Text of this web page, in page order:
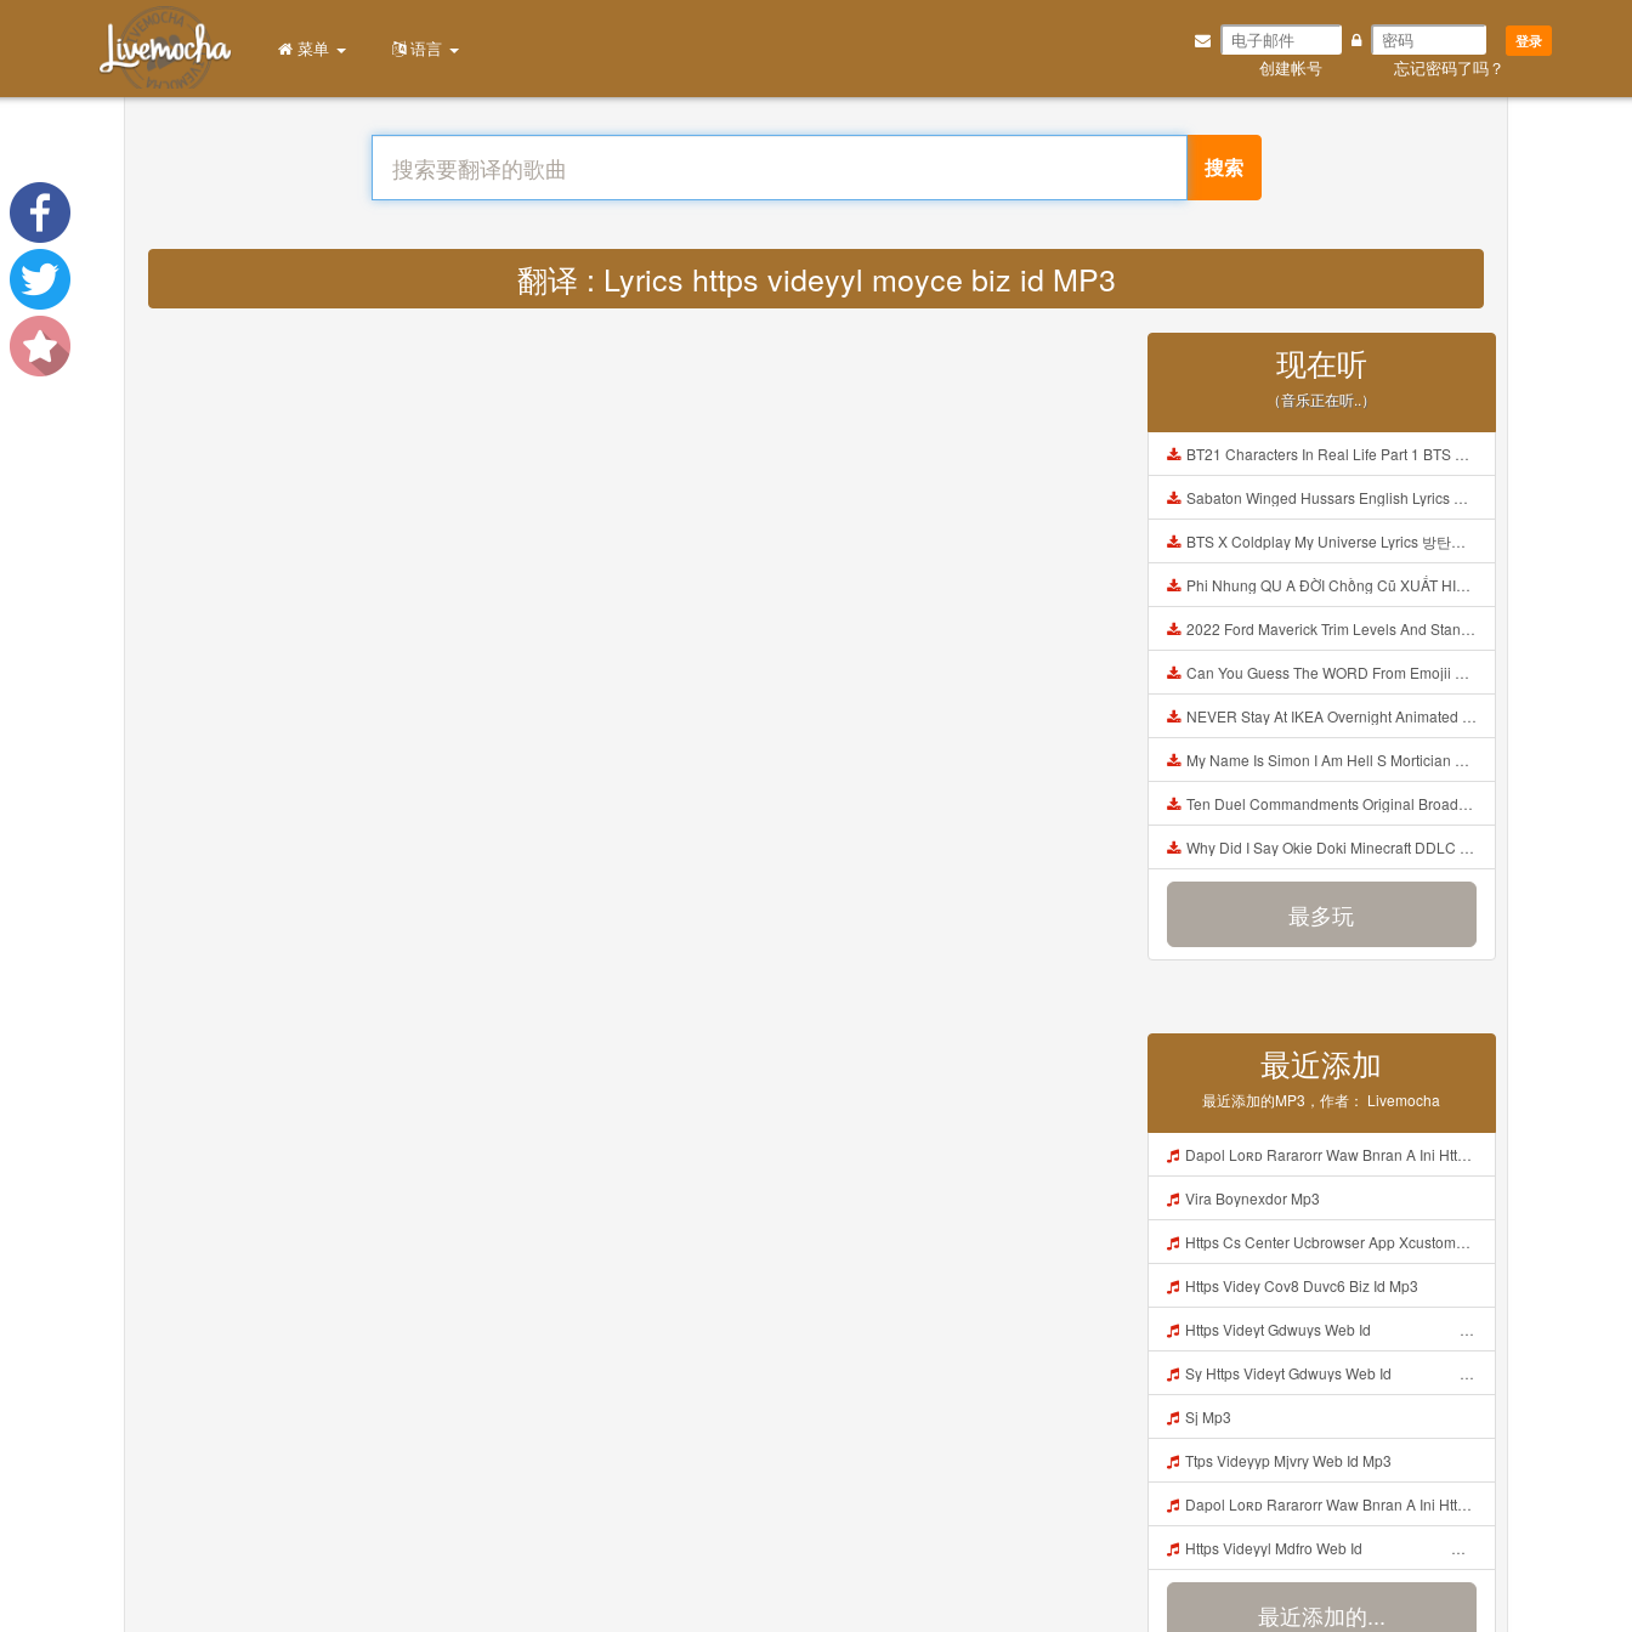
登录
创建帐号 忘记密码了吗？
菜单 语言
搜索
翻译 : Lyrics https videyyl moyce biz id MP3
现在听
（音乐正在听..）
BT21 Characters In Real Life Part 1 BTS AND BT21 방탄소년단 BT21 BT21아가들은 아빠조아 따라쟁이들 BTS Vs BT21 Mp3
Sabaton Winged Hussars English Lyrics Mp3
BTS X Coldplay My Universe Lyrics 방탄소년단 콜드플레이 My Universe 가사 Color Coded Lyrics Han Rom Eng Mp3
Phi Nhung QU A ĐỜI Chồng Cũ XUẤT HIỆN Khóc Hối Hận Vì Làm Điều KHỦNG KHIẾP Với Cô Mp3
2022 Ford Maverick Trim Levels And Standard Features Explained Mp3
Can You Guess The WORD From Emojii COMPOUND WORD EMOJII CHALLENGE 90 PEOPLE FAIL Guess Mp3
NEVER Stay At IKEA Overnight Animated SCP 3008 Horror Story Mp3
My Name Is Simon I Am Hell S Mortician And I Am Going To Kill God Creepypasta Mp3
Ten Duel Commandments Original Broadway Cast Of Hamilton Lyrics Mp3
Why Did I Say Okie Doki Minecraft DDLC Animated Music Video Song By The Stupendium Mp3
最多玩
最近添加
最近添加的MP3，作者： Livemocha
Dapol Loʀᴅ Rararorr Waw Bnran A Ini Https Videy Lnbcz Web Id Ini Kah ᅠ ᅠ ᅠ ᅠ ᅠ ᅠ ᅠ ᅠ ᅠ ᅠ ᅠ ᅠ ᅠ ᅠ ᅠ ᅠ ᅠ ᅠ ᅠ ᅠ ᅠ ᅠ ᅠ ᅠ ᅠ ᅠ ᅠ ᅠ ᅠ ᅠ ᅠ ᅠ ᅠ ᅠ ᅠ ᅠ ᅠ ᅠ ᅠ ᅠ ᅠ ᅠ ᅠ ᅠ ᅠ ᅠ ᅠ ᅠ ᅠ ᅠ ᅠ ᅠ ᅠ ᅠ ᅠ ᅠ ᅠ ᅠ ᅠ ᅠ ᅠ Dapol Loʀᴅ Rararorr Waw Bnran A Ini Https Videy Lnbcz Web Id Ini Mp3
Vira Boynexdor Mp3
Https Cs Center Ucbrowser App Xcustomer Index Instance UCgjbfxjb Uc Param Str Einibicppfmivefrlantcunwsssvjbktchnnsndddsut Pwdid A95eabd0932f4 Mp3
Https Videy Cov8 Duvc6 Biz Id Mp3
Https Videyt Gdwuys Web Idᅟᅟᅟᅟᅟᅟᅟᅟᅟᅟᅟᅟᅟᅟᅟᅟᅟᅟᅟᅟᅟᅟᅟᅟᅟᅟᅟᅟᅟᅟᅟᅟᅟᅟᅟᅟᅟᅟᅟᅟᅟᅟᅟᅟᅟᅟᅟᅟᅟᅟᅟᅟᅟᅟᅟᅟᅟᅟᅟᅟ ᅠ ᅠ ᅠ ᅠ ᅠ ᅠ ᅠ ᅠ ᅠ ᅠ ᅠ ᅠ ᅠ ᅠ ᅠ ᅠ ᅠ ᅠ ᅠ ᅠ ᅠ ᅠ ᅠ ᅠ ᅠ ᅠ ᅠ ᅠ ᅠ ᅠ ᅠ ᅠ ᅠ ᅠ ᅠ ᅠ ᅠ ᅠ ᅠ ᅠ ᅠ ᅠ ᅠ ᅠ ᅠ ᅠ ᅠ ᅠ ᅠ ᅠ ᅠ ᅠ ᅠ ᅠ ᅠ ᅠ Mp3
Sy Https Videyt Gdwuys Web Idᅟᅟᅟᅟᅟᅟᅟᅟᅟᅟᅟᅟᅟᅟᅟᅟᅟᅟᅟᅟᅟᅟᅟᅟᅟᅟᅟᅟᅟᅟᅟᅟᅟᅟᅟᅟᅟᅟᅟᅟᅟᅟᅟᅟᅟᅟᅟᅟᅟᅟᅟᅟᅟᅟᅟᅟᅟᅟᅟᅟ ᅠ ᅠ ᅠ ᅠ ᅠ ᅠ ᅠ ᅠ ᅠ ᅠ ᅠ ᅠ ᅠ ᅠ ᅠ ᅠ ᅠ ᅠ ᅠ ᅠ ᅠ ᅠ ᅠ ᅠ ᅠ ᅠ ᅠ ᅠ ᅠ ᅠ ᅠ ᅠ ᅠ ᅠ ᅠ ᅠ ᅠ ᅠ ᅠ ᅠ ᅠ ᅠ ᅠ ᅠ ᅠ ᅠ ᅠ ᅠ ᅠ ᅠ ᅠ ᅠ ᅠ ᅠ ᅠ ᅠ Mp3
Sj Mp3
Ttps Videyyp Mjvry Web Id Mp3
Dapol Loʀᴅ Rararorr Waw Bnran A Ini Https Videy Lnbcz Web Id Ini Kah ᅠ ᅠ ᅠ ᅠ ᅠ ᅠ ᅠ ᅠ ᅠ ᅠ ᅠ ᅠ ᅠ ᅠ ᅠ ᅠ ᅠ ᅠ ᅠ ᅠ ᅠ ᅠ ᅠ ᅠ ᅠ ᅠ ᅠ ᅠ ᅠ ᅠ ᅠ ᅠ ᅠ ᅠ ᅠ ᅠ ᅠ ᅠ ᅠ ᅠ ᅠ ᅠ ᅠ ᅠ ᅠ ᅠ ᅠ ᅠ ᅠ ᅠ ᅠ ᅠ ᅠ ᅠ ᅠ ᅠ ᅠ ᅠ ᅠ ᅠ ᅠ ᅠ ᅠ ᅠ ᅠ ᅠ Mp3
Https Videyyl Mdfro Web Id ᅠ ᅠ ᅠ ᅠ ᅠ ᅠ ᅠ ᅠ ᅠ ᅠ ᅠ ᅠ ᅠ ᅠ ᅠ ᅠ ᅠ ᅠ ᅠ Ok ᅠ ᅠ ᅠ ᅠ ᅠ ᅠ ᅠ ᅠ ᅠ ᅠ ᅠ ᅠ ᅠ ᅠ ᅠ ᅠ ᅠ ᅠ ᅠ ᅠ ᅠ ᅠ ᅠ ᅠ ᅠ ᅠ ᅠ ᅠ ᅠ ᅠ ᅠ ᅠ ᅠ ᅠ ᅠ ᅠ ᅠ ᅠ ᅠ ᅠ E Mp3
最近添加的...